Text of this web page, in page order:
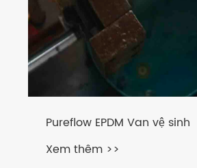
Pureflow EPDM Van vệ sinh
Xem thêm >>